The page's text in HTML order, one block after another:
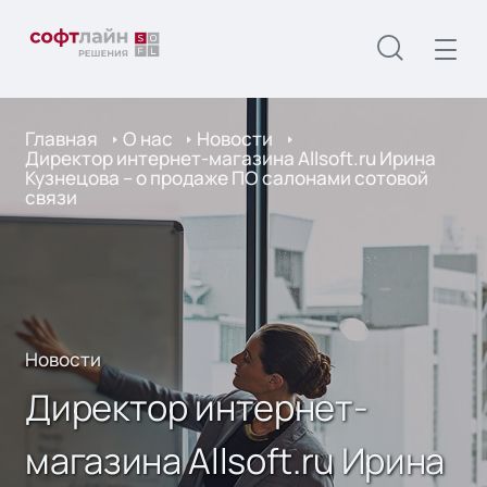
Главная О нас Новости
Директор интернет-магазина Allsoft.ru Ирина
Кузнецова – о продаже ПО салонами сотовой
связи
Новости
Директор интернет-
магазина Allsoft.ru Ирина